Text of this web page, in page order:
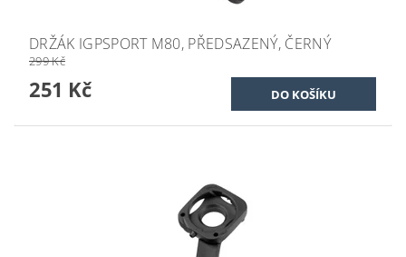
DRŽÁK IGPSPORT M80, PŘEDSAZENÝ, ČERNÝ
299 Kč
251 Kč